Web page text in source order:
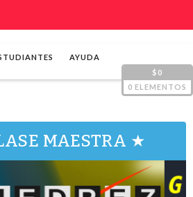
AYUDA
$0
0 ELEMENTOS
MAESTRA ★